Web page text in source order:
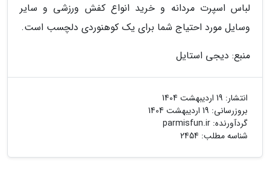
لباس اسپرت مردانه و خرید انواع کفش ورزشی و سایر
وسایل مورد احتیاج شما برای یک کوهنوردی دلچسب است.
منبع: دیجی استایل
انتشار: 19 اردیبهشت 1404
بروزرسانی: 19 اردیبهشت 1404
گردآورنده: parmisfun.ir
شناسه مطلب: 2454